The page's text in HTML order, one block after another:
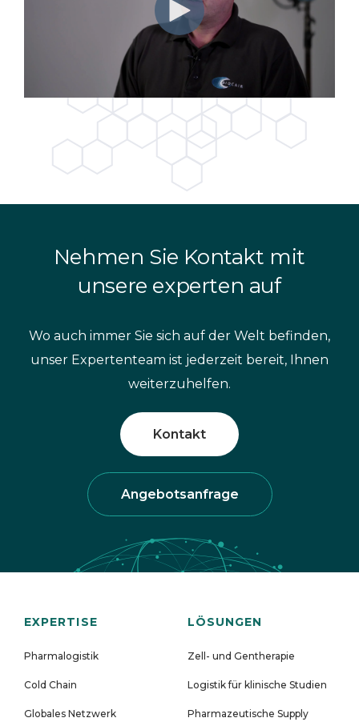
Nehmen Sie Kontakt mit
unsere experten auf
Wo auch immer Sie sich auf der Welt befinden,
unser Expertenteam ist jederzeit bereit, Ihnen
weiterzuhelfen.
Kontakt
Angebotsanfrage
EXPERTISE
Pharmalogistik
Cold Chain
Globales Netzwerk
LÖSUNGEN
Zell- und Gentherapie
Logistik für klinische Studien
Pharmazeutische Supply